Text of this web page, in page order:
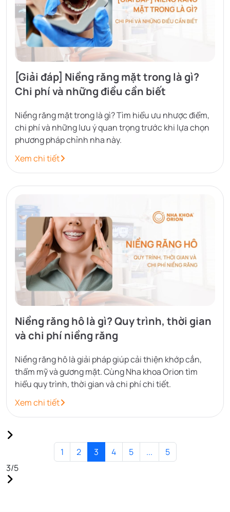
[Giải đáp] Niềng răng mặt trong là gì?
Chi phí và những điều cần biết
Niềng răng mặt trong là gì? Tìm hiểu ưu nhược điểm,
chi phí và những lưu ý quan trọng trước khi lựa chọn
phương pháp chỉnh nha này.
Xem chi tiết
Niềng răng hô là gì? Quy trình, thời gian
và chi phí niềng răng
Niềng răng hô là giải pháp giúp cải thiện khớp cắn,
thẩm mỹ và gương mặt. Cùng Nha khoa Orion tìm
hiểu quy trình, thời gian và chi phí chi tiết.
Xem chi tiết
1 2 3 4 5 ...
5
3/5